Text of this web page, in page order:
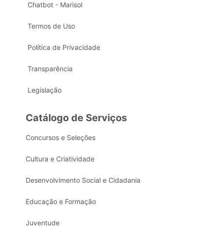
Chatbot - Marisol
Termos de Uso
Política de Privacidade
Transparência
Legislação
Catálogo de Serviços
Concursos e Seleções
Cultura e Criatividade
Desenvolvimento Social e Cidadania
Educação e Formação
Juventude